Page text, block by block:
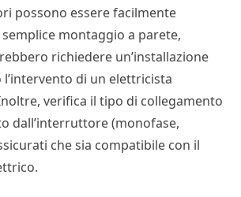
possono essere facilmente
montaggio a parete,
richiedere un’installazione
l’intervento di un elettricista
verifica il tipo di collegamento
dall’interruttore (monofase,
che sia compatibile con il